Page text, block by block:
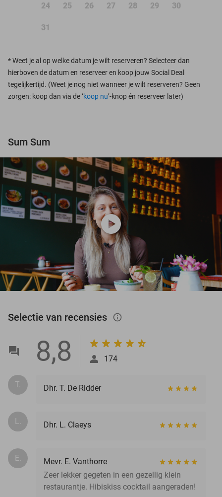
24 25 26 27 28 29 30
31
*Weet je al op welke datum je wilt reserveren? Selecteer dan
hierboven de datum en reserveer en koop jouw Social Deal
tegelijkertijd. (Weet je nog niet wanneer je wilt reserveren? Geen
zorgen: koop dan via de ‘koop nu’-knop én reserveer later)
Sum Sum
play_circle
Selectie van recensies info_outlined
8,8 174
T. Dhr. T. De Ridder
L. Dhr. L. Claeys
E.
Mevr. E. Vanthorre
Zeer lekker gegeten in een gezellig klein
restaurantje. Hibiskiss cocktail aangeraden!